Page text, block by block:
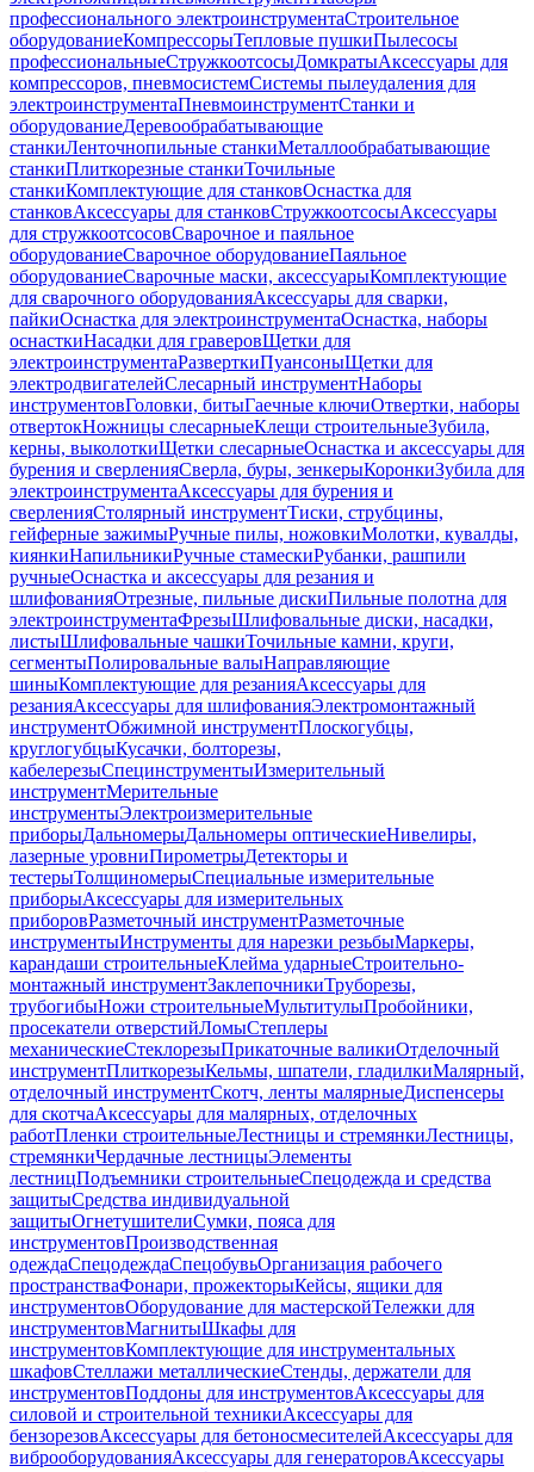
профессионального электроинструментаСтроительное
оборудованиеКомпрессорыТепловые пушкиПылесосы
профессиональныеСтружкоотсосыДомкратыАксессуары для
компрессоров, пневмосистемСистемы пылеудаления для
электроинструментаПневмоинструментСтанки и
оборудованиеДеревообрабатывающие
станкиЛенточнопильные станкиМеталлообрабатывающие
станкиПлиткорезные станкиТочильные
станкиКомплектующие для станковОснастка для
станковАксессуары для станковСтружкоотсосыАксессуары
для стружкоотсосовСварочное и паяльное
оборудованиеСварочное оборудованиеПаяльное
оборудованиеСварочные маски, аксессуарыКомплектующие
для сварочного оборудованияАксессуары для сварки,
пайкиОснастка для электроинструментаОснастка, наборы
оснасткиНасадки для граверовЩетки для
электроинструментаРазверткиПуансоныЩетки для
электродвигателейСлесарный инструментНаборы
инструментовГоловки, битыГаечные ключиОтвертки, наборы
отвертокНожницы слесарныеКлещи строительныеЗубила,
керны, выколоткиЩетки слесарныеОснастка и аксессуары для
бурения и сверленияСверла, буры, зенкерыКоронкиЗубила для
электроинструментаАксессуары для бурения и
сверленияСтолярный инструментТиски, струбцины,
гейферные зажимыРучные пилы, ножовкиМолотки, кувалды,
киянкиНапильникиРучные стамескиРубанки, рашпили
ручныеОснастка и аксессуары для резания и
шлифованияОтрезные, пильные дискиПильные полотна для
электроинструментаФрезыШлифовальные диски, насадки,
листыШлифовальные чашкиТочильные камни, круги,
сегментыПолировальные валыНаправляющие
шиныКомплектующие для резанияАксессуары для
резанияАксессуары для шлифованияЭлектромонтажный
инструментОбжимной инструментПлоскогубцы,
круглогубцыКусачки, болторезы,
кабелерезыСпецинструментыИзмерительный
инструментМерительные
инструментыЭлектроизмерительные
приборыДальномерыДальномеры оптическиеНивелиры,
лазерные уровниПирометрыДетекторы и
тестерыТолщиномерыСпециальные измерительные
приборыАксессуары для измерительных
приборовРазметочный инструментРазметочные
инструментыИнструменты для нарезки резьбыМаркеры,
карандаши строительныеКлейма ударныеСтроительно-
монтажный инструментЗаклепочникиТруборезы,
трубогибыНожи строительныеМультитулыПробойники,
просекатели отверстийЛомыСтеплеры
механическиеСтеклорезыПрикаточные валикиОтделочный
инструментПлиткорезыКельмы, шпатели, гладилкиМалярный,
отделочный инструментСкотч, ленты малярныеДиспенсеры
для скотчаАксессуары для малярных, отделочных
работПленки строительныеЛестницы и стремянкиЛестницы,
стремянкиЧердачные лестницыЭлементы
лестницПодъемники строительныеСпецодежда и средства
защитыСредства индивидуальной
защитыОгнетушителиСумки, пояса для
инструментовПроизводственная
одеждаСпецодеждаСпецобувьОрганизация рабочего
пространстваФонари, прожекторыКейсы, ящики для
инструментовОборудование для мастерскойТележки для
инструментовМагнитыШкафы для
инструментовКомплектующие для инструментальных
шкафовСтеллажи металлическиеСтенды, держатели для
инструментовПоддоны для инструментовАксессуары для
силовой и строительной техникиАксессуары для
бензорезовАксессуары для бетоносмесителейАксессуары для
виброоборудованияАксессуары для генераторовАксессуары